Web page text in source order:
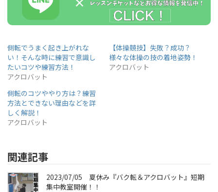
側転でうまく起き上がれな
い！そんな時に練習で意識し
たいコツや練習方法！
アクロバット
【体操競技】失敗？成功？
様々な体操の技の着地姿勢！
アクロバット
側転のコツややり方は？練習
方法とできない理由などを詳
しく解説！
アクロバット
関連記事
2023/07/05 夏休み『バク転＆アクロバット』短期
集中教室開催！！